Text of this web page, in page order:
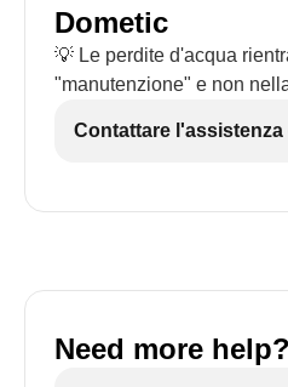
Dometic
💡 Le perdite d'acqua
"manutenzione" e non
Contattare l'assistenza
Need more help?